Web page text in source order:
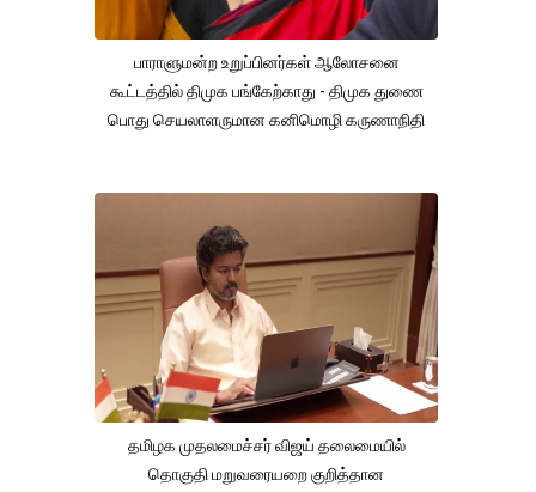
பாராளுமன்ற உறுப்பினர்கள் ஆலோசனை
கூட்டத்தில் திமுக பங்கேற்காது - திமுக துணை
பொது செயலாளருமான கனிமொழி கருணாநிதி
தமிழக முதலமைச்சர் விஜய் தலைமையில்
தொகுதி மறுவரையறை குறித்தான